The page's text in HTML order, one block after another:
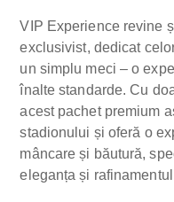
VIP Experience revine
exclusivist, dedicat
un simplu meci – o
înalte standarde. Cu
acest pachet premium
stadionului și oferă o
mâncare și băutură,
eleganța și